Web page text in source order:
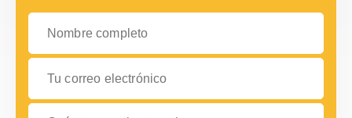
Nombre completo
Tu correo electrónico
Cuéntanos sobre tus planes